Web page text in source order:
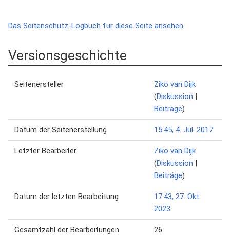
Das Seitenschutz-Logbuch für diese Seite ansehen.
Versionsgeschichte
Seitenersteller
Ziko van Dijk
(Diskussion |
Beiträge)
Datum der Seitenerstellung 15:45, 4. Jul. 2017
Letzter Bearbeiter
Ziko van Dijk
(Diskussion |
Beiträge)
Datum der letzten Bearbeitung
17:43, 27. Okt.
2023
Gesamtzahl der Bearbeitungen 26